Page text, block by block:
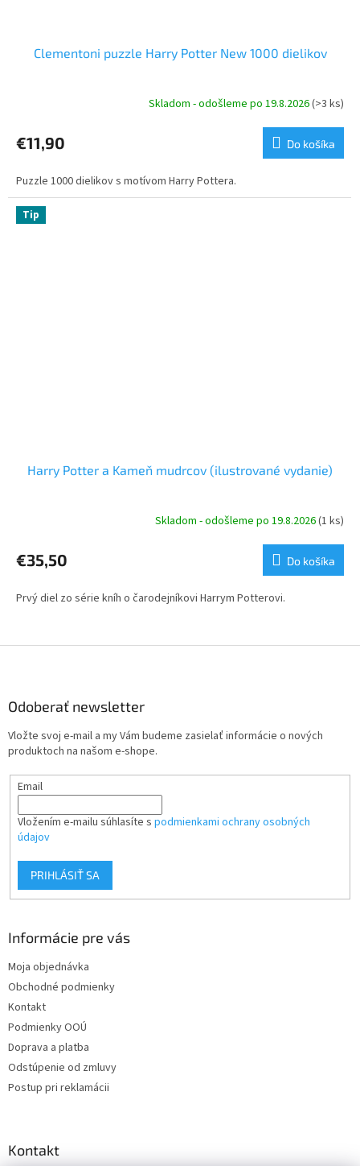
Clementoni puzzle Harry Potter New 1000 dielikov
Skladom - odošleme po 19.8.2026(>3 ks)
€11,90 Do košíka
Puzzle 1000 dielikov s motívom Harry Pottera.
Tip
Harry Potter a Kameň mudrcov (ilustrované vydanie)
Skladom - odošleme po 19.8.2026(1 ks)
€35,50 Do košíka
Prvý diel zo série kníh o čarodejníkovi Harrym Potterovi.
Odoberať newsletter
Vložte svoj e-mail a my Vám budeme zasielať informácie o nových
produktoch na našom e-shope.
Email
Vložením e-mailu súhlasíte s podmienkami ochrany osobných
údajov
PRIHLÁSIŤ SA
Informácie pre vás
Moja objednávka
Obchodné podmienky
Kontakt
Podmienky OOÚ
Doprava a platba
Odstúpenie od zmluvy
Postup pri reklamácii
Kontakt